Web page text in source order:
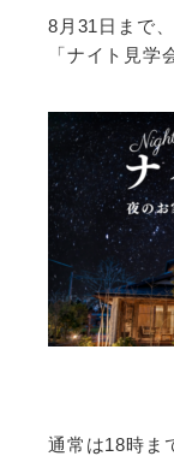
8月31日まで
「ナイト見学
通常は18時ま